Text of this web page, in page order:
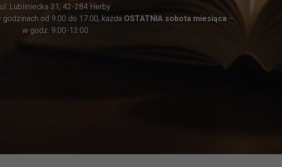
31, 42-284 Herby
od 9.00 do 17.00, każdaOSTATNIA sobota miesiąca–
w godz. 9:00-13:00